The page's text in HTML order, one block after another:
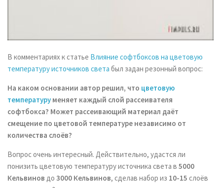
В комментариях к статье Влияние софтбоксов на цветовую
температуру источников света был задан резонный вопрос:
На каком основании автор решил, что цветовую
температуру меняет каждый слой рассеивателя
софтбокса? Может рассеивающий материал даёт
смещение по цветовой температуре независимо от
количества слоёв?
Вопрос очень интересный. Действительно, удастся ли
понизить цветовую температуру источника света в 5000
Кельвинов до 3000 Кельвинов, сделав набор из 10-15 слоёв